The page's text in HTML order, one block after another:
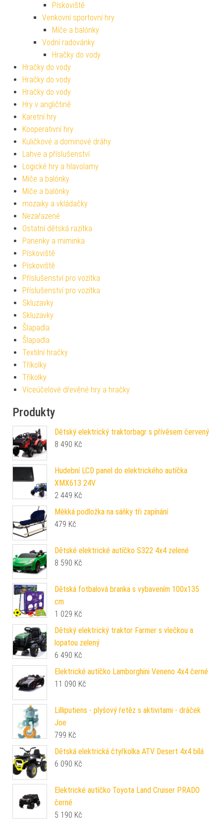
Pískoviště
Venkovní sportovní hry
Míče a balónky
Vodní radovánky
Hračky do vody
Hračky do vody
Hračky do vody
Hračky do vody
Hry v angličtině
Karetní hry
Kooperativní hry
Kuličkové a dominové dráhy
Lahve a příslušenství
Logické hry a hlavolamy
Míče a balónky
Míče a balónky
mozaiky a vkládačky
Nezařazené
Ostatní dětská razítka
Panenky a miminka
Pískoviště
Pískoviště
Příslušenství pro vozítka
Příslušenství pro vozítka
Skluzavky
Skluzavky
Šlapadla
Šlapadla
Textilní hračky
Tříkolky
Tříkolky
Víceúčelové dřevěné hry a hračky
Produkty
Dětský elektrický traktorbagr s přívěsem červený
8 490 Kč
Hudební LCD panel do elektrického autíčka
XMX613 24V
2 449 Kč
Měkká podložka na sáňky tři zapínání
479 Kč
Dětské elektrické autíčko S322 4x4 zelené
8 590 Kč
Dětská fotbalová branka s vybavením 100x135
cm
1 029 Kč
Dětský elektrický traktor Farmer s vlečkou a
lopatou zelený
6 490 Kč
Elektrické autíčko Lamborghini Veneno 4x4 černé
11 090 Kč
Lilliputiens - plyšový řetěz s aktivitami - dráček
Joe
799 Kč
Dětská elektrická čtyřkolka ATV Desert 4x4 bílá
6 090 Kč
Elektrické autíčko Toyota Land Cruiser PRADO
černé
5 190 Kč